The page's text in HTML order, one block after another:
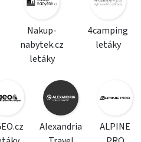
Nakup-
nabytek.cz
letáky
4camping
letáky
Alexandria
ALPINE